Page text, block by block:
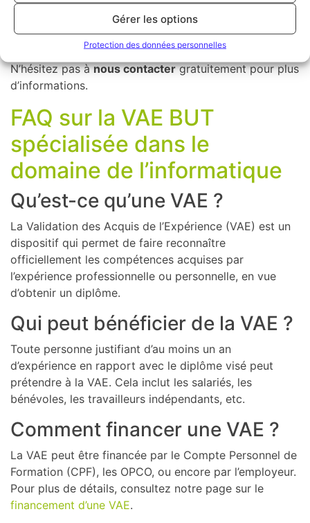
Gérer les options
Protection des données personnelles
Après vous être constitué unenouvelle expérience
professionnelle, la VAE peut vous permettre de
prétendre à de nouveaux diplômes.
N’hésitez pas ànous contactergratuitement pour plus
d’informations.
FAQ sur la VAE BUT
spécialisée dans le
domaine de l’informatique
Qu’est-ce qu’une VAE ?
La Validation des Acquis de l’Expérience (VAE) est un
dispositif qui permet de faire reconnaître
officiellement les compétences acquises par
l’expérience professionnelle ou personnelle, en vue
d’obtenir un diplôme.
Qui peut bénéficier de la VAE ?
Toute personne justifiant d’au moins un an
d’expérience en rapport avec le diplôme visé peut
prétendre à la VAE. Cela inclut les salariés, les
bénévoles, les travailleurs indépendants, etc.
Comment financer une VAE ?
La VAE peut être financée par le Compte Personnel de
Formation (CPF), les OPCO, ou encore par l’employeur.
Pour plus de détails, consultez notre page sur le
financement d’une VAE.